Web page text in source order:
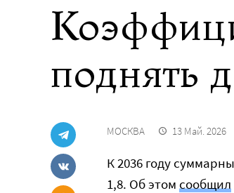
поднять
МОСКВА 13 Май. 2026
К 2036 году
1,8. Об этом сообщил